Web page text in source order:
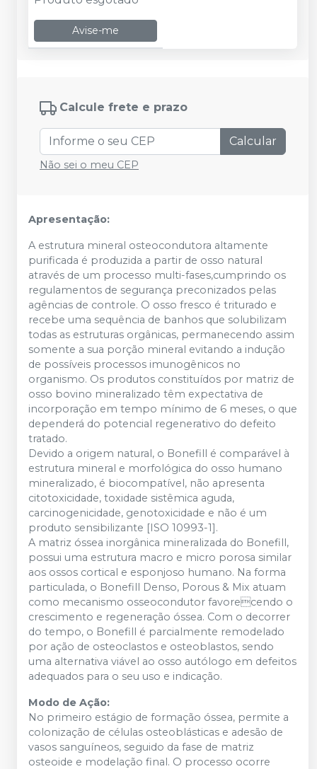
Avise-me
Calcule frete e prazo
Calcular
Não sei o meu CEP
Apresentação:
A estrutura mineral osteocondutora altamente
purificada é produzida a partir de osso natural
através de um processo multi-fases,cumprindo os
regulamentos de segurança preconizados pelas
agências de controle. O osso fresco é triturado e
recebe uma sequência de banhos que solubilizam
todas as estruturas orgânicas, permanecendo assim
somente a sua porção mineral evitando a indução
de possíveis processos imunogênicos no
organismo. Os produtos constituídos por matriz de
osso bovino mineralizado têm expectativa de
incorporação em tempo mínimo de 6 meses, o que
dependerá do potencial regenerativo do defeito
tratado.
Devido a origem natural, o Bonefill é comparável à
estrutura mineral e morfológica do osso humano
mineralizado, é biocompatível, não apresenta
citotoxicidade, toxidade sistêmica aguda,
carcinogenicidade, genotoxicidade e não é um
produto sensibilizante [ISO 10993-1].
A matriz óssea inorgânica mineralizada do Bonefill,
possui uma estrutura macro e micro porosa similar
aos ossos cortical e esponjoso humano. Na forma
particulada, o Bonefill Denso, Porous & Mix atuam
como mecanismo osseocondutor favorecendo o
crescimento e regeneração óssea. Com o decorrer
do tempo, o Bonefill é parcialmente remodelado
por ação de osteoclastos e osteoblastos, sendo
uma alternativa viável ao osso autólogo em defeitos
adequados para o seu uso e indicação.
Modo de Ação:
No primeiro estágio de formação óssea, permite a
colonização de células osteoblásticas e adesão de
vasos sanguíneos, seguido da fase de matriz
osteoide e modelação final. O processo ocorre